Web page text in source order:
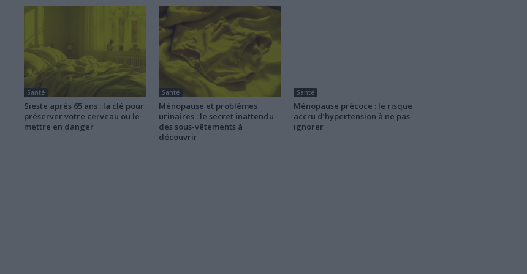
Santé
Sieste après 65 ans : la clé pour
préserver votre cerveau ou le
mettre en danger
Santé
Ménopause et problèmes
urinaires : le secret inattendu
des sous-vêtements à
découvrir
Santé
Ménopause précoce : le risque
accru d’hypertension à ne pas
ignorer